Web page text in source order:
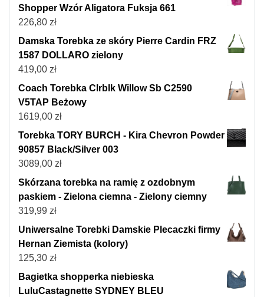
Shopper Wzór Aligatora Fuksja 661
226,80 zł
Damska Torebka ze skóry Pierre Cardin FRZ
1587 DOLLARO zielony
419,00 zł
Coach Torebka Clrblk Willow Sb C2590
V5TAP Beżowy
1619,00 zł
Torebka TORY BURCH - Kira Chevron Powder
90857 Black/Silver 003
3089,00 zł
Skórzana torebka na ramię z ozdobnym
paskiem - Zielona ciemna - Zielony ciemny
319,99 zł
Uniwersalne Torebki Damskie Plecaczki firmy
Hernan Ziemista (kolory)
125,30 zł
Bagietka shopperka niebieska
LuluCastagnette SYDNEY BLEU